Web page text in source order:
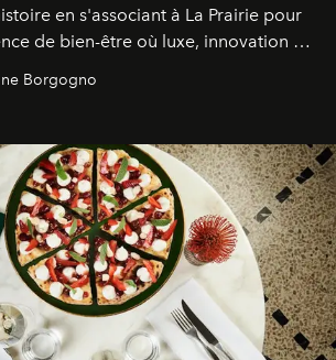
en s'associant à La Prairie pour
de bien-être où luxe, innovation et
Borgogno